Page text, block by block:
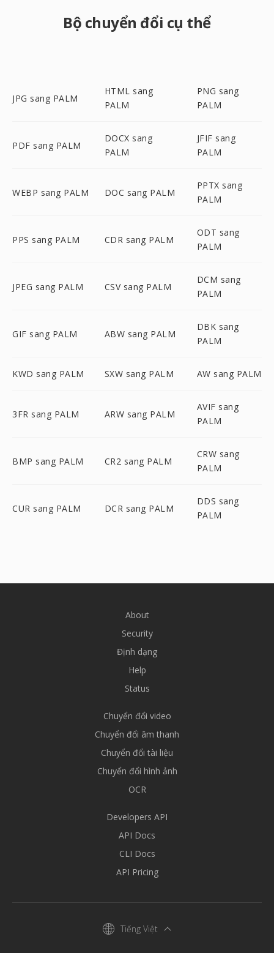
Bộ chuyển đổi cụ thể
JPG sang PALM
HTML sang
PALM
PNG sang
PALM
PDF sang PALM
DOCX sang
PALM
JFIF sang
PALM
WEBP sang PALM DOC sang PALM
PPTX sang
PALM
PPS sang PALM CDR sang PALM
ODT sang
PALM
JPEG sang PALM CSV sang PALM
DCM sang
PALM
GIF sang PALM ABW sang PALM
DBK sang
PALM
KWD sang PALM SXW sang PALM AW sang PALM
3FR sang PALM ARW sang PALM
AVIF sang
PALM
BMP sang PALM CR2 sang PALM
CRW sang
PALM
CUR sang PALM DCR sang PALM
DDS sang
PALM
About
Security
Định dạng
Help
Status
Chuyển đổi video
Chuyển đổi âm thanh
Chuyển đổi tài liệu
Chuyển đổi hình ảnh
OCR
Developers API
API Docs
CLI Docs
API Pricing
Tiếng Việt